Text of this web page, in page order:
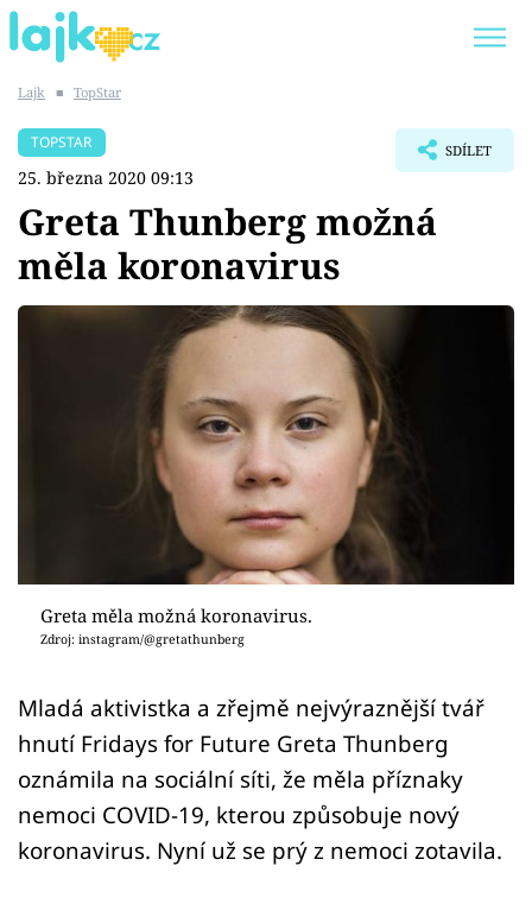
SHOPAHOLICADEL
Témata
Showbyznys
Videa
Sledujte prima+
Přihlášení
Sledujte nás
Lajk ■ TopStar
TOPSTAR
25. března 2020 09:13
SDÍLET
Greta Thunberg možná
měla koronavirus
Greta měla možná koronavirus.
Zdroj: instagram/@gretathunberg
Mladá aktivistka a zřejmě nejvýraznější tvář
hnutí Fridays for Future Greta Thunberg
oznámila na sociální síti, že měla příznaky
nemoci COVID-19, kterou způsobuje nový
koronavirus. Nyní už se prý z nemoci zotavila.